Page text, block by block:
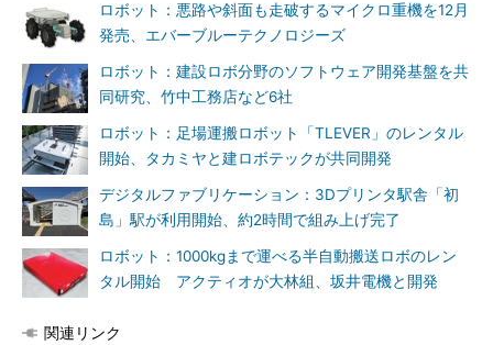
ロボット：悪路や斜面も走破するマイクロ重機を12月
発売、エバーブルーテクノロジーズ
ロボット：建設ロボ分野のソフトウェア開発基盤を共
同研究、竹中工務店など6社
ロボット：足場運搬ロボット「TLEVER」のレンタル
開始、タカミヤと建ロボテックが共同開発
デジタルファブリケーション：3Dプリンタ駅舎「初
島」駅が利用開始、約2時間で組み上げ完了
ロボット：1000kgまで運べる半自動搬送ロボのレン
タル開始 アクティオが大林組、坂井電機と開発
関連リンク